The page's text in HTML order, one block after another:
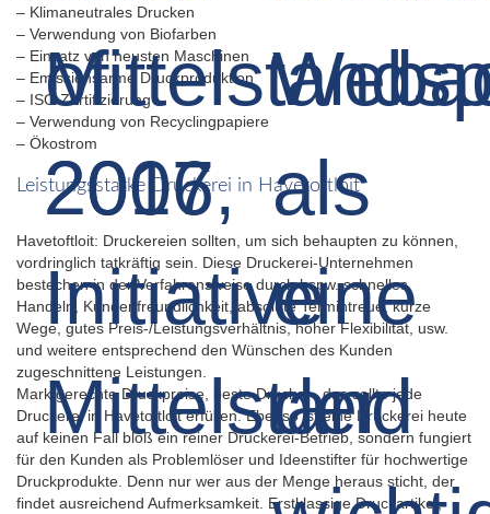
– Klimaneutrales Drucken
– Verwendung von Biofarben
– Einsatz von neusten Maschinen
– Emissionsarme Druckproduktion
– ISO Zertifizierung
– Verwendung von Recyclingpapiere
– Ökostrom
Leistungsstarke Druckerei in Havetoftloit
Havetoftloit: Druckereien sollten, um sich behaupten zu können,
vordringlich tatkräftig sein. Diese Druckerei-Unternehmen
bestechen in der Verfahrensweise durch bspw. schnelles
Handeln, Kundenfreundlichkeit, absolute Termintreue, kurze
Wege, gutes Preis-/Leistungsverhältnis, hoher Flexibilität, usw.
und weitere entsprechend den Wünschen des Kunden
zugeschnittene Leistungen.
Marktgerechte Druckpreise, beste Drucke – das sollte jede
Druckerei in Havetoftloit erfüllen. Ebenso ist eine Druckerei heute
auf keinen Fall bloß ein reiner Druckerei-Betrieb, sondern fungiert
für den Kunden als Problemlöser und Ideenstifter für hochwertige
Druckprodukte. Denn nur wer aus der Menge heraus sticht, der
findet ausreichend Aufmerksamkeit. Erstklassige Druckartikel,